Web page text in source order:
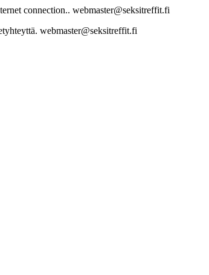
connection.. webmaster@seksitreffit.fi
webmaster@seksitreffit.fi